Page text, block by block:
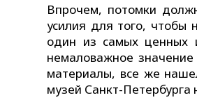
Впрочем, потомки
усилия для того, чтобы
один из самых ценных
немаловажное
материалы, все же
музей Санкт-Петербурга